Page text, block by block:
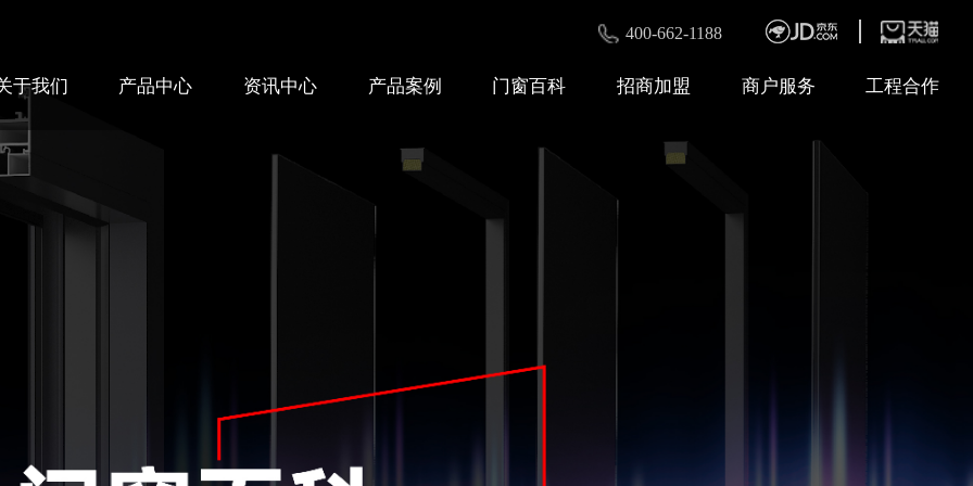
400-662-1188
于我们 产品中心 资讯中心 产品案例 门窗百科 招商加盟 商户服务 工程合作